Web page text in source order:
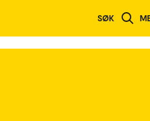
SØK